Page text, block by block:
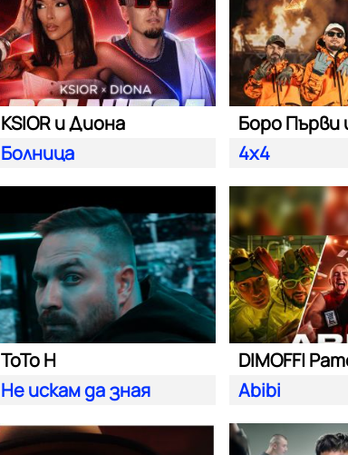
KSIOR и Диона
Болница
Боро Първи
4x4
ToTo H
Не искам да зная
Abibi